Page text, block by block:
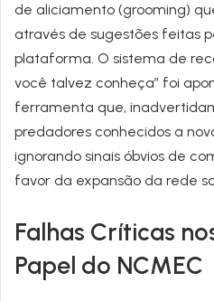
de aliciamento (grooming)
através de sugestões feitas
plataforma. O sistema de
você talvez conheça” foi
ferramenta que,
predadores conhecidos a
ignorando sinais óbvios de
favor da expansão da rede
Falhas Críticas
Papel do NCMEC